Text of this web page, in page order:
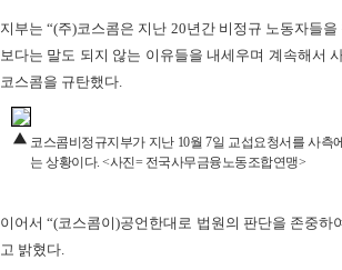
지부는 “(주)코스콤은 지난 20년간 비정규 노동자들
보다는 말도 되지 않는 이유들을 내세우며 계속해서
코스콤을 규탄했다.
코스콤비정규지부가 지난 10월 7일 교섭요청서를 사
는 상황이다. <사진= 전국사무금융노동조합연맹>
이어서 “(코스콤이)공언한대로 법원의 판단을 존중
고 밝혔다.